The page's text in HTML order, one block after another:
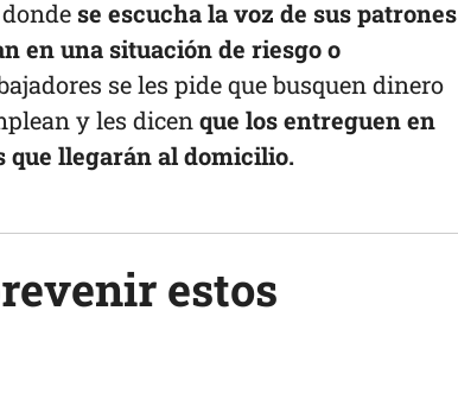
se escucha la voz de sus patrones
en una situación de riesgo o
se les pide que busquen dinero
y les dicenque los entreguen en
que llegarán al domicilio.
estos